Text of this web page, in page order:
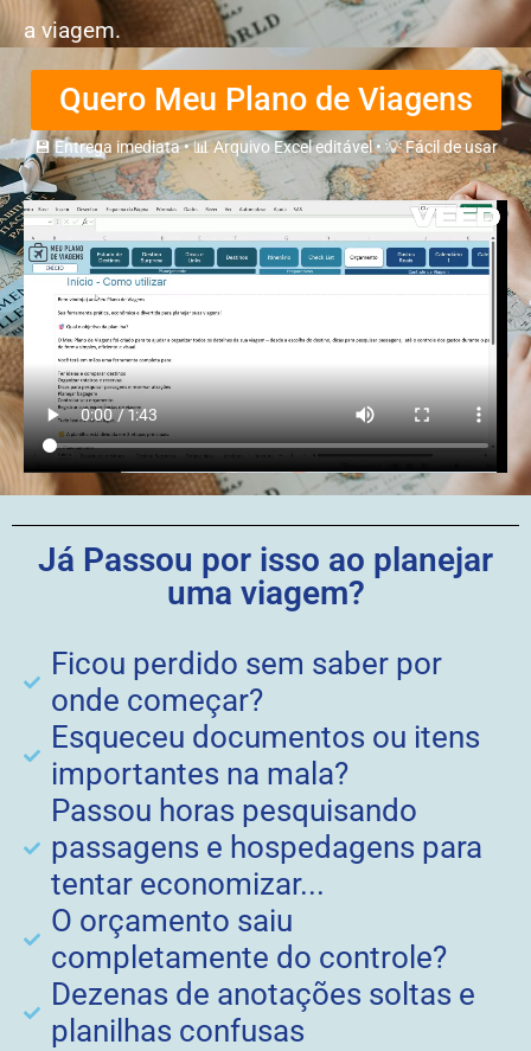
a viagem.
Quero Meu Plano de Viagens
💾 Entrega imediata • 📊 Arquivo Excel editável • 💡 Fácil de usar
Já Passou por isso ao planejar
uma viagem?
Ficou perdido sem saber por
onde começar?
Esqueceu documentos ou itens
importantes na mala?
Passou horas pesquisando
passagens e hospedagens para
tentar economizar...
O orçamento saiu
completamente do controle?
Dezenas de anotações soltas e
planilhas confusas